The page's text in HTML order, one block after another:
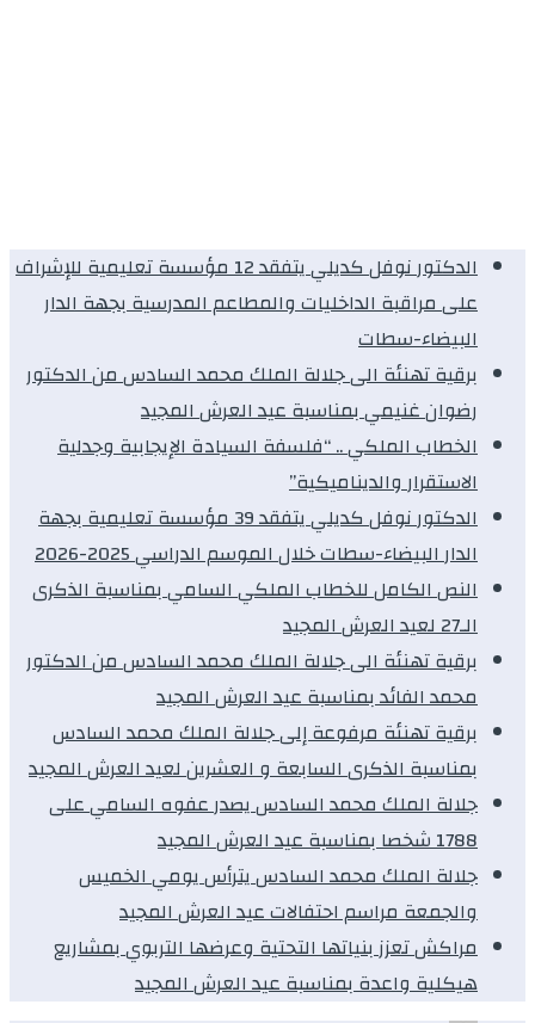
الدكتور نوفل كديلي يتفقد 12 مؤسسة تعليمية للإشراف
على مراقبة الداخليات والمطاعم المدرسية بجهة الدار
البيضاء-سطات
برقية تهنئة الى جلالة الملك محمد السادس من الدكتور
رضوان غنيمي بمناسبة عيد العرش المجيد
الخطاب الملكي .. “فلسفة السيادة الإيجابية وجدلية
الاستقرار والديناميكية”
الدكتور نوفل كديلي يتفقد 39 مؤسسة تعليمية بجهة
الدار البيضاء-سطات خلال الموسم الدراسي 2025-2026
النص الكامل للخطاب الملكي السامي بمناسبة الذكرى
الـ27 لعيد العرش المجيد
برقية تهنئة الى جلالة الملك محمد السادس من الدكتور
محمد الفائد بمناسبة عيد العرش المجيد
برقية تهنئة مرفوعة إلى جلالة الملك محمد السادس
بمناسبة الذكرى السابعة و العشرين لعيد العرش المجيد
جلالة الملك محمد السادس يصدر عفوه السامي على
1788 شخصا بمناسبة عيد العرش المجيد
جلالة الملك محمد السادس يترأس يومي الخميس
والجمعة مراسم احتفالات عيد العرش المجيد
مراكش تعزز بنياتها التحتية وعرضها التربوي بمشاريع
هيكلية واعدة بمناسبة عيد العرش المجيد